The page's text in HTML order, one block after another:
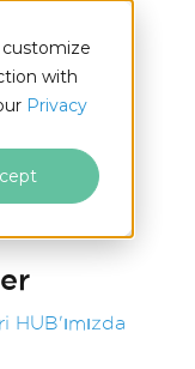
with
Privacy
HUB'ımızda